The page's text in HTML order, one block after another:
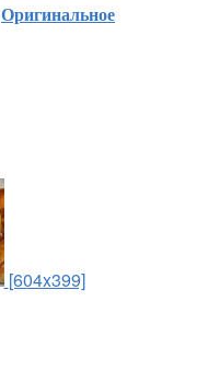
Оригинальное
[604x399]